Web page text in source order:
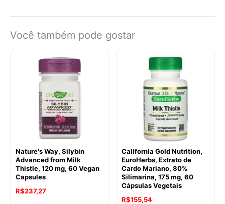
Você também pode gostar
Nature's Way, Silybin
Advanced from Milk
Thistle, 120 mg, 60 Vegan
Capsules
R$237,27
California Gold Nutrition,
EuroHerbs, Extrato de
Cardo Mariano, 80%
Silimarina, 175 mg, 60
Cápsulas Vegetais
R$155,54